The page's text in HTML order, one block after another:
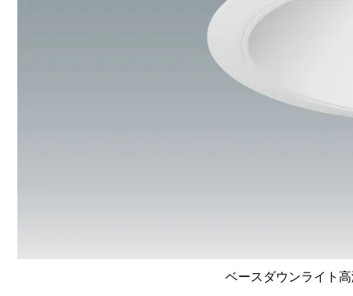
ベースダウンライト